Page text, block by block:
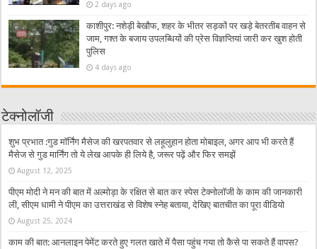
2 days ago
काशीपुर: नशेड़ी बेखौफ, शहर के भीतर सड़कों पर खड़े बेतरतीब वाहन से
जाम, गश्त के बजाय उपलब्धियों की प्रेस विज्ञप्तियां जारी कर खुश होती
पुलिस
4 days ago
टेक्नोलॉजी
शुभ प्रभात :गुड मॉर्निंग मैसेज की खरपतवार से लहूलुहान होता मोबाइल, अगर आप भी करते हैं
मैसेज से गुड मार्निंग तो ये लेख आपके ही लिये है, जरूर पढ़ें और फिर समझें
August 12, 2025
पीएम मोदी ने मन की बात में अल्मोड़ा के रक्षित से बात कर स्पेस टेक्नोलॉजी के काम की जानकारी
ली, सीएम धामी ने पीएम का उत्तराखंड से विशेष स्नेह बताया, देखिए बातचीत का पूरा वीडियो
August 25, 2024
काम की बात: आनलाइन पेमेंट करते हुए गलत खाते में पैसा पहुंच गया तो कैसे पा सकते हैं वापस?